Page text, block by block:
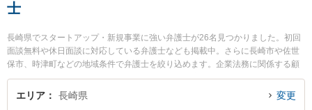
士
長崎県でスタートアップ・新規事業に強い弁護士が26名見つかりました。初回
面談無料や休日面談に対応している弁護士なども掲載中。さらに長崎市や佐世
保市、時津町などの地域条件で弁護士を絞り込めます。企業法務に関係する顧
問弁護士契約や契約書作成・リーガルチェック、雇用契約書・就業規則作成等
の細かな分野での絞り込み検索もでき便利です。特に虎ノ門法律経済事務所 長
エリア 長崎県 変更